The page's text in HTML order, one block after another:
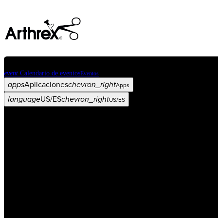
event Calendario de eventosEventos
appsAplicacioneschevron_rightApps
languageUS/ESchevron_rightUS/ES